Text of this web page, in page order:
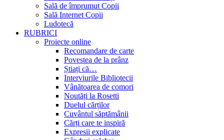
Sală de împrumut Copii
Sală Internet Copii
Ludotecă
RUBRICI
Proiecte online
Recomandare de carte
Povestea de la prânz
Știați că…
Interviurile Bibliotecii
Vânătoarea de comori
Noutăți la Rosetti
Duelul cărților
Cuvântul săptămânii
Cărți care te inspiră
Expresii explicate